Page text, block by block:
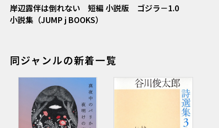
岸辺露伴は倒れない 短編
小説集（JUMP j BOOKS）
小説版 ゴジラ－1.0
同ジャンルの新着一覧